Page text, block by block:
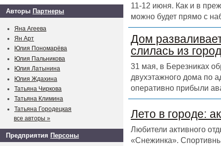
11-12 июня. Как и в
можно будет прямо с
Дом
слилась из
31 мая, в Березниках
двухэтажного дома по
оперативно прибыли
Лето в городе:
Любители активного
«Снежинка».
Авторы Партнеры
Яна Агеева
Ян Арт
Юлия Пономарёва
Юлия Пальникова
Юлия Латынина
Юлия Ждахина
Татьяна Чиркова
Татьяна Климина
Татьяна Городецкая
все авторы »
Предприятия Персоны